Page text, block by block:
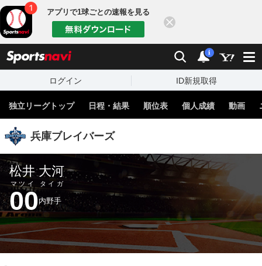
アプリで1球ごとの速報を見る
検索 通知
i
ログイン ID新規取得
独立リーグトップ 日程・結果 順位表 個人成績 動画
兵庫ブレイバーズ
松井 大河
マツイ タイガ
00内野手